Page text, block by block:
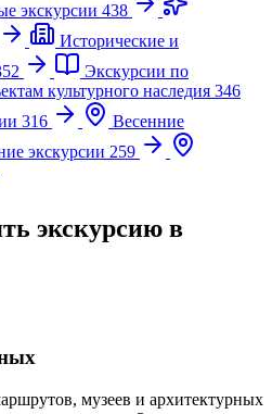
экскурсии 438
Исторические и
Экскурсии по
культурного наследия 346
316
Весенние
экскурсии 259
экскурсию в
музеев и архитектурных